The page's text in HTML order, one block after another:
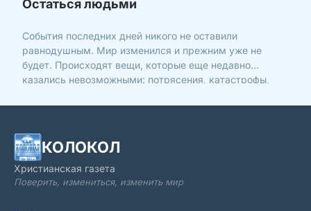
Остаться людьми
События последних дней никого не оставили
равнодушным. Мир изменился и прежним уже не
будет. Происходят вещи, которые еще недавно
казались невозможными: потрясения, катастрофы,
Прежде всего, надо понять, откуда берут начало эти
КОЛОКОЛ
Христианская газета
Поверить, измениться, изменить мир